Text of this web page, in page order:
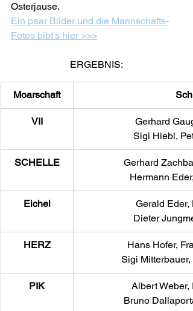
Osterjause.
Ein paar Bilder und die Mannschafts-
Fotos bibt's hier >>>
ERGEBNIS:
Moarschaft
VII
Gerhard
Sigi Hiebl,
SCHELLE
Gerhard
Hermann
Eichel
Gerald Eder,
Dieter
HERZ
Hans Hofer,
Sigi
PIK
Albert Weber,
Bruno